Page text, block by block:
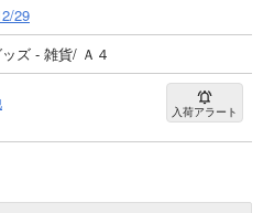
29
ズ - 雑貨/ Ａ４
入荷アラート